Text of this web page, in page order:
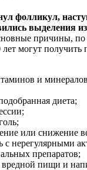
фолликул,
выделения
причины,
лет могут
и
диета;
или снижение
с нерегулярными
препаратов;
вредной пищи и